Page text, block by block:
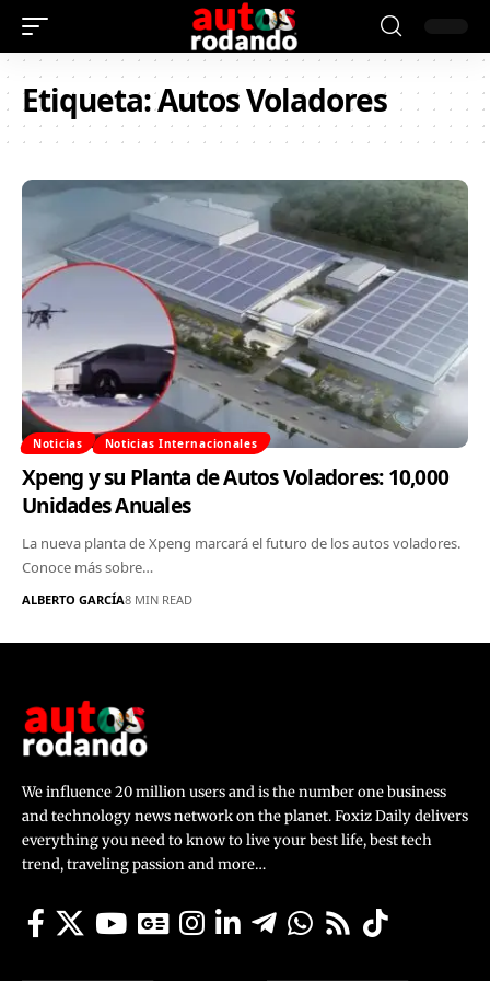
Etiqueta:Autos Voladores
Noticias Noticias Internacionales
Xpeng y su Planta de Autos Voladores: 10,000
Unidades Anuales
La nueva planta de Xpeng marcará el futuro de los autos voladores.
Conoce más sobre…
ALBERTO GARCÍA8 MIN READ
We influence 20 million users and is the number one business
and technology news network on the planet. Foxiz Daily delivers
everything you need to know to live your best life, best tech
trend, traveling passion and more…